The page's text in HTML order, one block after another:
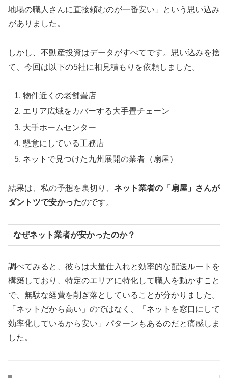
地場の職人さんに直接頼むのが一番安い」という思い込み
がありました。
しかし、不動産投資はデータがすべてです。思い込みを捨
て、今回は以下の5社に相見積もりを依頼しました。
物件近くの老舗畳店
エリア広域をカバーする大手畳チェーン
大手ホームセンター
懇意にしている工務店
ネットで見つけた九州展開の業者（扇屋）
結果は、私の予想を裏切り、 ネット業者の「扇屋」さんが
ダントツで安かったのです。
なぜネット業者が安かったのか？
調べてみると、彼らは大量仕入れと効率的な配送ルートを
構築しており、特定のエリアに特化して職人を動かすこと
で、無駄な経費を削ぎ落としていることが分かりました。
「ネットだから高い」のではなく、「ネットを窓口にして
効率化しているから安い」パターンもあるのだと痛感しま
した。